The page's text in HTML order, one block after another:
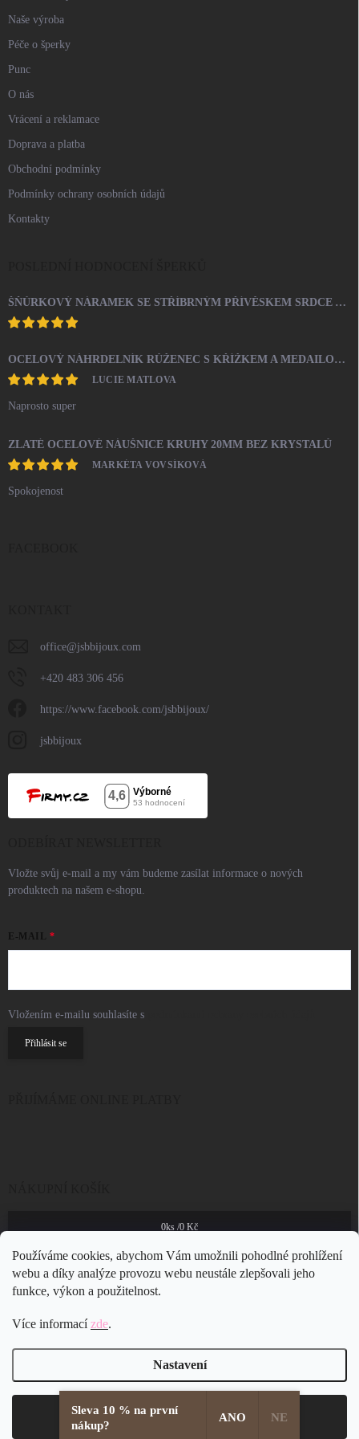
Používáme cookies, abychom Vám umožnili pohodlné prohlížení
webu a díky analýze provozu webu neustále zlepšovali jeho
funkce, výkon a použitelnost.
Více informacízde.
Nastavení
Souhlasím
Naše výroba
Péče o šperky
Punc
O nás
Vrácení a reklamace
Doprava a platba
Obchodní podmínky
Podmínky ochrany osobních údajů
Kontakty
ŠŇŮRKOVÝ NÁRAMEK SE STŘÍBRNÝM PŘÍVĚSKEM SRDCE A KRYSTALY SWAROVSKI CRYSTAL (STŘÍBRO 925/1000)
OCELOVÝ NÁHRDELNÍK RŮŽENEC S KŘÍŽKEM A MEDAILONEM
LUCIE MATLOVA
Naprosto super
ZLATÉ OCELOVÉ NÁUŠNICE KRUHY 20MM BEZ KRYSTALŮ
MARKÉTA VOVSÍKOVÁ
Spokojenost
office@jsbbijoux.com
+420 483 306 456
https://www.facebook.com/jsbbijoux/
jsbbijoux
Vložte svůj e-mail a my vám budeme zasílat informace o nových
produktech na našem e-shopu.
E-MAIL
Vložením e-mailu souhlasíte s
Přihlásit se
0ks /0 Kč
Copyright 2026JSB Bijoux s.r.o.
Sleva 10 % na první
nákup?
ANO NE